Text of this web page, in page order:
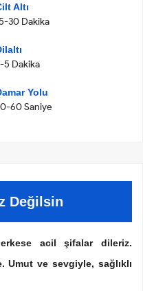
Altı
30 Dakika
5 Dakika
Yolu
60 Saniye
Değilsin
acil şifalar dileriz.
Umut ve sevgiyle, sağlıklı